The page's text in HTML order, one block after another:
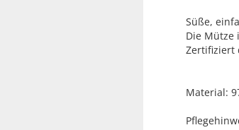
Süße,
Die Mütze
Zertifiziert
Material: